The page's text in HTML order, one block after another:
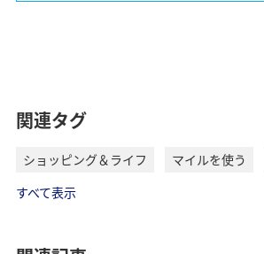
関連タグ
ショッピング＆ライフ マイルを使う
すべて表示